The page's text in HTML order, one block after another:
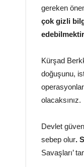
gereken
çok gizli
Kürşad
doğuşunu,
olacaksınız.
Devlet
sebep olur.
Savaşları’